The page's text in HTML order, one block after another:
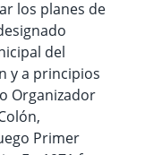
los planes de
del
y a principios
Organizador
Primer